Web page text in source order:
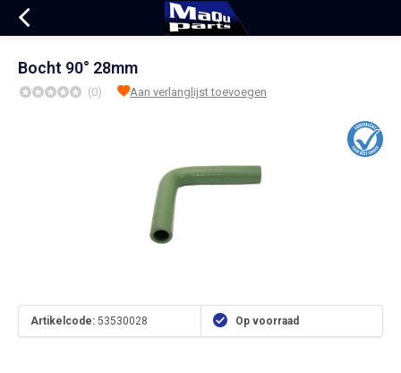
Bocht 90° 28mm
(0) Aan verlanglijst toevoegen
Artikelcode: 53530028 Op voorraad